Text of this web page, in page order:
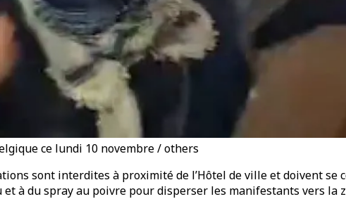
ce lundi 10 novembre / others
sont interdites à proximité de l’Hôtel de ville et doivent
et à du spray au poivre pour disperser les manifestants vers la